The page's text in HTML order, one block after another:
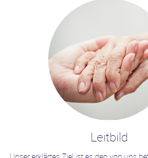
Leitbild